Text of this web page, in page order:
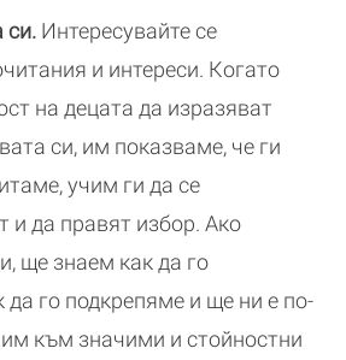
си. Интересувайте се
и интереси. Когато
на децата да изразяват
си, им показваме, че ги
учим ги да се
и да правят избор. Ако
ще знаем как да го
го подкрепяме и ще ни е по-
към значими и стойностни